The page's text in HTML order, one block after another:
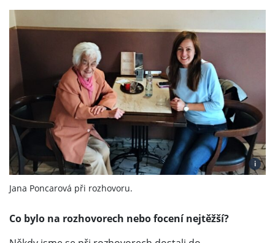
i
Jana Poncarová při rozhovoru.
Co bylo na rozhovorech nebo focení nejtěžší?